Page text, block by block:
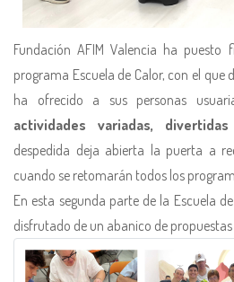
Fundación AFIM Valencia ha puesto
programa Escuela de Calor, con el
ha ofrecido a sus personas
actividades variadas,
despedida deja abierta la puerta a
cuando se retomarán todos los
En esta segunda parte de la Escuela
disfrutado de un abanico de